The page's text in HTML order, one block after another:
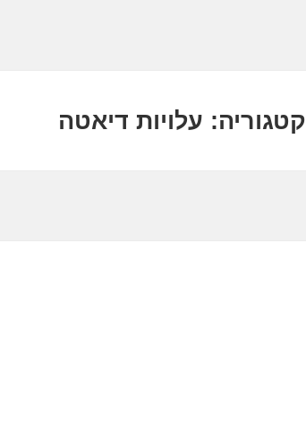
קטגוריה: עלויות דיאטה